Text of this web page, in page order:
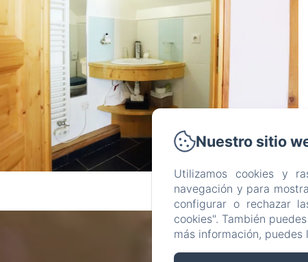
Nuestro sitio
Utilizamos cookies y
navegación y para
configurar o rechazar
cookies". También
más información, puedes